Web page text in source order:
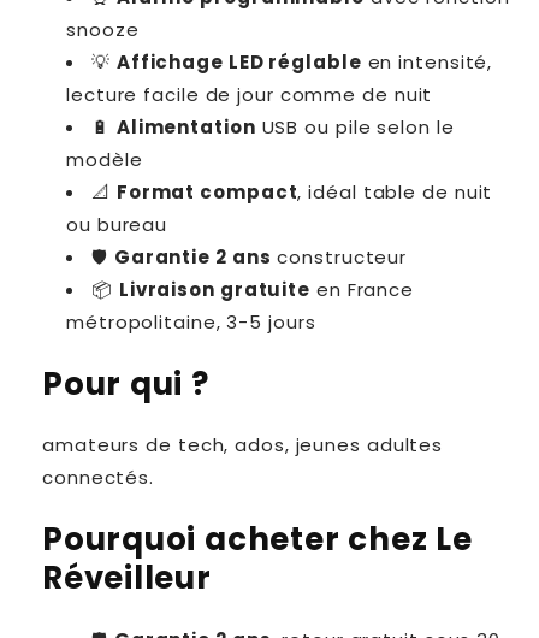
snooze
💡 Affichage LED réglable en intensité,
lecture facile de jour comme de nuit
🔋 Alimentation USB ou pile selon le
modèle
📐 Format compact, idéal table de nuit
ou bureau
🛡 Garantie 2 ans constructeur
📦 Livraison gratuite en France
métropolitaine, 3-5 jours
Pour qui ?
amateurs de tech, ados, jeunes adultes
connectés.
Pourquoi acheter chez Le
Réveilleur